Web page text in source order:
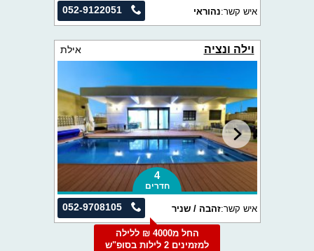
052-9122051 איש קשר:נהוראי
וילה ונציה אילת
4
חדרים
052-9708105 איש קשר:זהבה / שניר
החל מ4000 ₪ ללילה
למזמינים 2 לילות בסופ"ש